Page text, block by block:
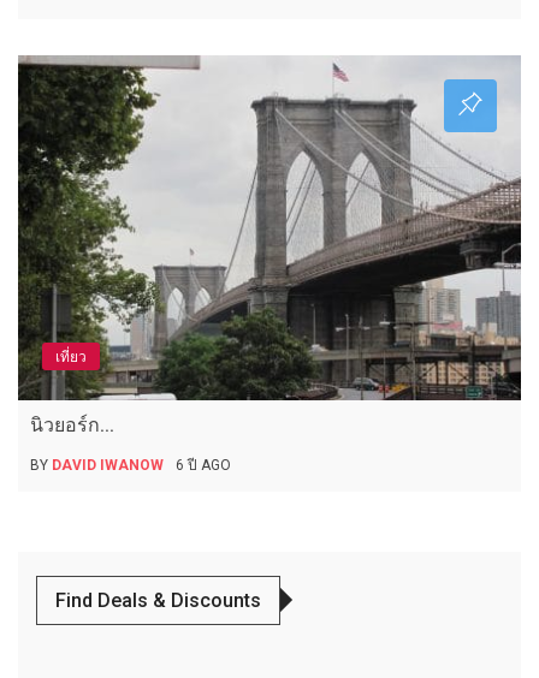
เที่ยว
นิวยอร์ก...
BY DAVID IWANOW 6 ปี AGO
Find Deals & Discounts